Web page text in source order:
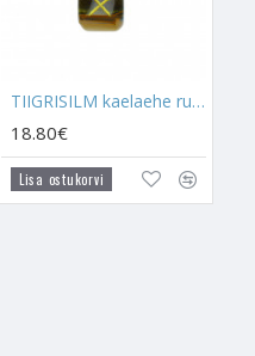
on aegade algusest
ennustamiseks. Ruunidega
kuid vajab harjutamist.
kotis või puidust
saada on küsida üks
ja seejärel võtta Ruuni
tõlkida. Ruunil on mitmed
on vaja seda
TIIGRISILM kaelaehe ruun "INGUZ"
18.80€
Lisa ostukorvi